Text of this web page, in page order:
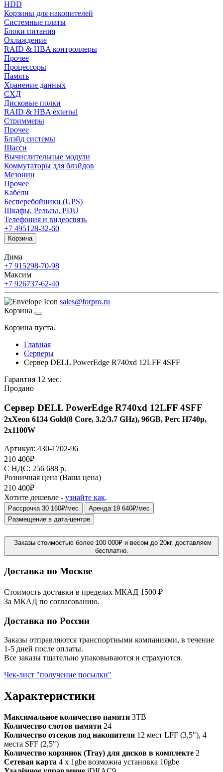
HDD
Корзины для накопителей
Системные платы
Блоки питания
Охлаждение
RAID & HBA контроллеры
Прочее
Процессоры
Память
Хранение данных
СХД
Дисковые полки
RAID & HBA external
Стриммеры
Прочее
Блэйд системы
Шасси
Вычислительные модули
Коммутаторы для блэйдов
Мезонин
Прочее
Кабели
Бесперебойники (UPS)
Шкафы, Рельсы, PDU
Телефония и видеосвязь
+7 495128-32-60
Корзина
Дима
+7 915298-70-98
Максим
+7 926737-62-40
sales@forpro.ru
Корзина
Корзина пуста.
Главная
Серверы
Сервер DELL PowerEdge R740xd 12LFF 4SFF
Гарантия 12 мес.
Продано
Сервер DELL PowerEdge R740xd 12LFF 4SFF
2xXeon 6134 Gold(8 Core, 3.2/3.7 GHz), 96GB, Perc H740p,
2x1100W
Артикул: 430-1702-96
210 400₽
C НДС: 256 688 р.
Розничная цена (Ваша цена)
210 400₽
Хотите дешевле - узнайте как.
Рассрочка 30 160₽/мес
Аренда 19 640₽/мес
Размещение в дата-центре
Заказы стоимостью более 100 000₽ и весом до 20кг. доставляем
бесплатно.
Доставка по Москве
Стоимость доставки в пределах МКАД 1500 ₽
За МКАД по согласованию.
Доставка по России
Заказы отправляются транспортными компаниями, в течение
1-5 дней после оплаты.
Все заказы тщательно упаковываются и страхуются.
Чек-лист "получение посылки"
Характеристики
Максимальное количество памяти 3TB
Количество слотов памяти 24
Количество отсеков под накопители 12 мест LFF (3,5"), 4
места SFF (2,5")
Количество корзинок (Tray) для дисков в комплекте 2
Сетевая карта 4 x 1gbe возможна установка 10gbe